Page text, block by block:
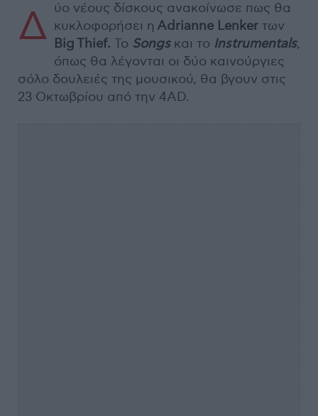
Δ ύο νέους δίσκους ανακοίνωσε πως θα
κυκλοφορήσει η Adrianne Lenker των
Big Thief. Το Songs και το Instrumentals,
όπως θα λέγονται οι δύο καινούργιες
σόλο δουλειές της μουσικού, θα βγουν στις
23 Οκτωβρίου από την 4AD.